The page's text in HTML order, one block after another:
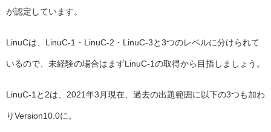
が認定しています。
LinuCは、LinuC-1・LinuC-2・LinuC-3と3つのレベルに分けられて
いるので、未経験の場合はまずLinuC-1の取得から目指しましょう。
LinuC-1と2は、2021年3月現在、過去の出題範囲に以下の3つも加わ
りVersion10.0に。